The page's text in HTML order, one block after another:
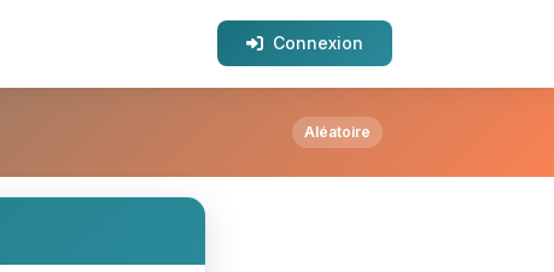
Connexion
Aléatoire